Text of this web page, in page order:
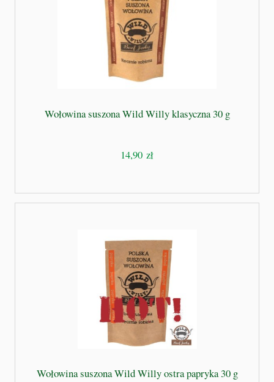
Wołowina suszona Wild Willy klasyczna 30 g
14,90 zł
Wołowina suszona Wild Willy ostra papryka 30 g